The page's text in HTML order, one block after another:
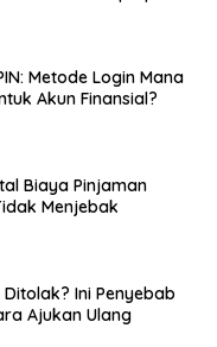
Metode Login Mana
Akun Finansial?
Biaya Pinjaman
Menjebak
Ini Penyebab
Ajukan Ulang